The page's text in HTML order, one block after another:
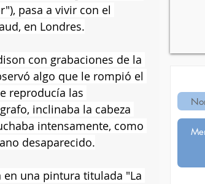
pasa a vivir con el
en Londres.
con grabaciones de la
algo que le rompió el
reproducía las
inclinaba la cabeza
intensamente, como
desaparecido.
en una pintura titulada "La